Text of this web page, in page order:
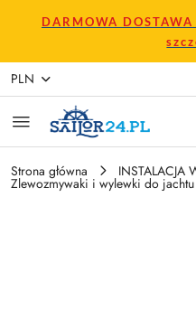
Przejdź do treści
Przejdź do
Przejdź do moje konto
Przejdź do menu
Przejdź do opisu
Przejdź do stopki
DARMOWA DOSTAWA
PLN
Strona główna INSTALACJA
Zlewozmywaki i wylewki do